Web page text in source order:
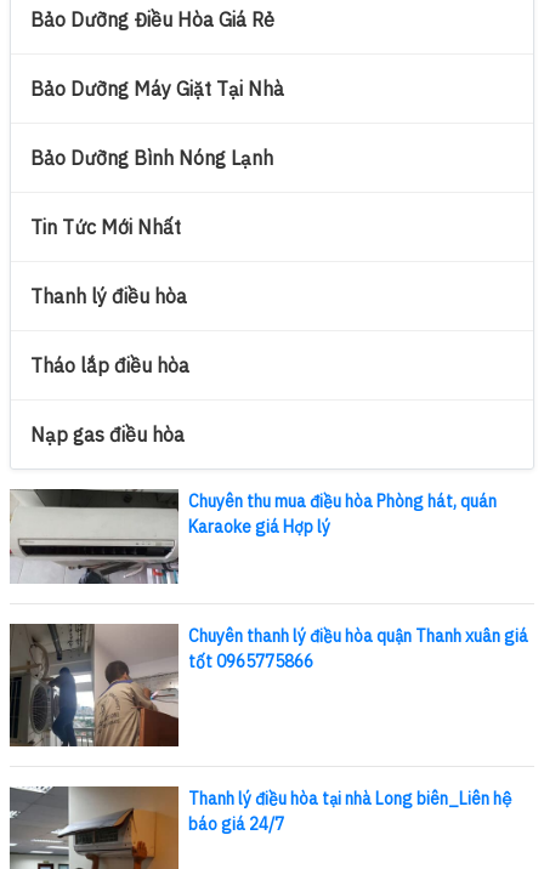
Bảo Dưỡng Điều Hòa Giá Rẻ
Bảo Dưỡng Máy Giặt Tại Nhà
Bảo Dưỡng Bình Nóng Lạnh
Tin Tức Mới Nhất
Thanh lý điều hòa
Tháo lắp điều hòa
Nạp gas điều hòa
Chuyên thu mua điều hòa Phòng hát, quán
Karaoke giá Hợp lý
Chuyên thanh lý điều hòa quận Thanh xuân giá
tốt 0965775866
Thanh lý điều hòa tại nhà Long biên_Liên hệ
báo giá 24/7